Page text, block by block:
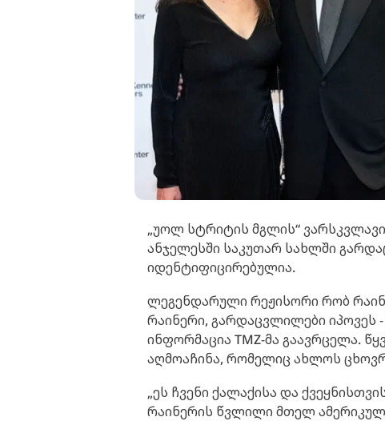
„უოლ სტრიტის მგლის“
ანჯელესში საკუთარ სახლში
იდენტიფიცირებულია.
ლეგენდარული რეჟისორი რობ
რაინერი, გარდაცვლილები იპოვეს
ინფორმაცია TMZ-მა გაავრცელა.
აღმოაჩინა, რომელიც ახლოს
„ეს ჩვენი ქალაქისა და
რაინერის წვლილი მთელ